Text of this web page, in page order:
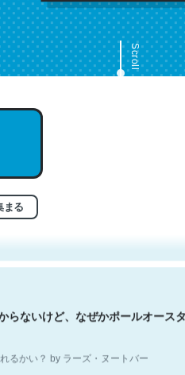
Scroll
まる
もクレバーなんだろうなと凄く思
流れ好き。Let’s Fucking Go.
るかい？ by ラーズ・ヌートバー
らないけど、なぜかポールオース
るかい？ by ラーズ・ヌートバー